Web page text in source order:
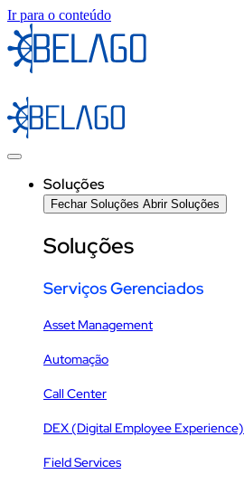
Ir para o conteúdo
Soluções
Fechar Soluções Abrir Soluções
Soluções
Serviços Gerenciados
Asset Management
Automação
Call Center
DEX (Digital Employee Experience)
Field Services